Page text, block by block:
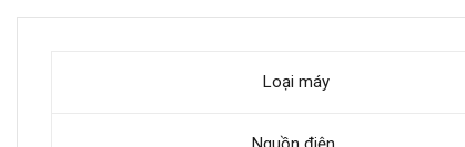
Loại máy